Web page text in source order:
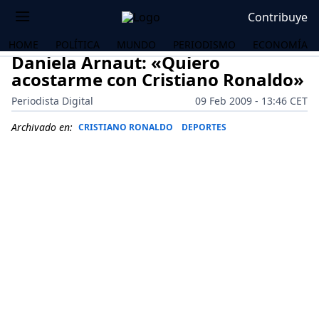
Contribuye
HOME POLÍTICA MUNDO PERIODISMO ECONOMÍA
Daniela Arnaut: «Quiero
acostarme con Cristiano Ronaldo»
Periodista Digital
09 Feb 2009 - 13:46 CET
Archivado en: CRISTIANO RONALDO DEPORTES